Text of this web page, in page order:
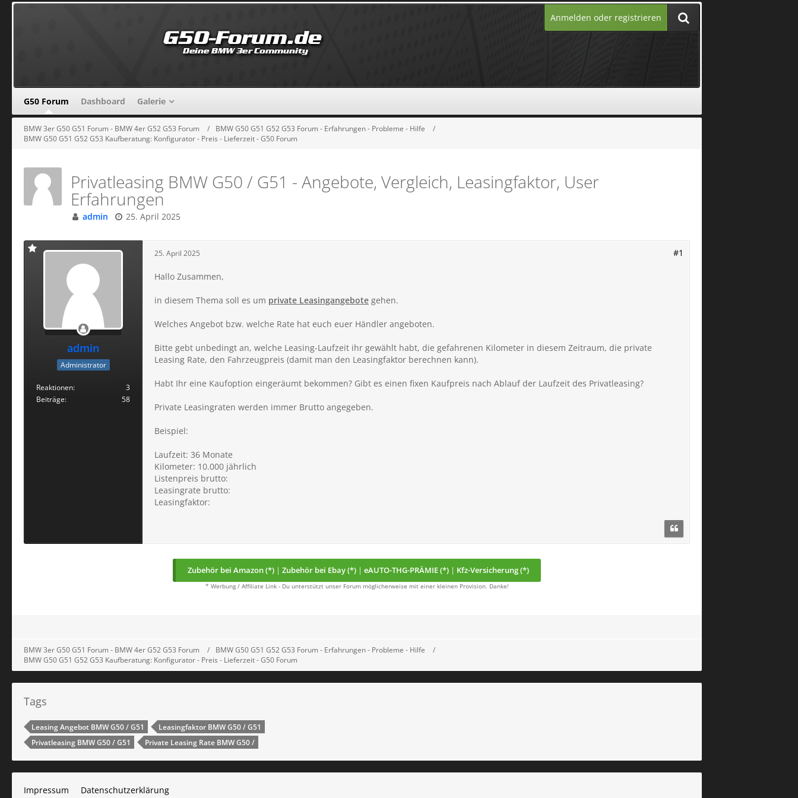
Anmelden oder registrieren
G50 Forum Dashboard Galerie
BMW 3er G50 G51 Forum - BMW 4er G52 G53 Forum
BMW G50 G51 G52 G53 Forum - Erfahrungen - Probleme - Hilfe
BMW G50 G51 G52 G53 Kaufberatung: Konfigurator - Preis - Lieferzeit - G50 Forum
Privatleasing BMW G50 / G51 - Angebote, Vergleich, Leasingfaktor, User
Erfahrungen
admin 25. April 2025
admin
Administrator
Reaktionen
3
Beiträge
58
25. April 2025 #1
Hallo Zusammen,
in diesem Thema soll es um private Leasingangebote gehen.
Welches Angebot bzw. welche Rate hat euch euer Händler angeboten.
Bitte gebt unbedingt an, welche Leasing-Laufzeit ihr gewählt habt, die gefahrenen Kilometer in diesem Zeitraum, die private
Leasing Rate, den Fahrzeugpreis (damit man den Leasingfaktor berechnen kann).
Habt Ihr eine Kaufoption eingeräumt bekommen? Gibt es einen fixen Kaufpreis nach Ablauf der Laufzeit des Privatleasing?
Private Leasingraten werden immer Brutto angegeben.
Beispiel:
Laufzeit: 36 Monate
Kilometer: 10.000 jährlich
Listenpreis brutto:
Leasingrate brutto:
Leasingfaktor:
Zubehör bei Amazon (*) | Zubehör bei Ebay (*) | eAUTO-THG-PRÄMIE (*) | Kfz-Versicherung (*)
* Werbung / Affiliate Link - Du unterstützt unser Forum möglicherweise mit einer kleinen Provision. Danke!
BMW 3er G50 G51 Forum - BMW 4er G52 G53 Forum
BMW G50 G51 G52 G53 Forum - Erfahrungen - Probleme - Hilfe
BMW G50 G51 G52 G53 Kaufberatung: Konfigurator - Preis - Lieferzeit - G50 Forum
Tags
Leasing Angebot BMW G50 / G51
Leasingfaktor BMW G50 / G51
Privatleasing BMW G50 / G51
Private Leasing Rate BMW G50 /
Impressum
Datenschutzerklärung